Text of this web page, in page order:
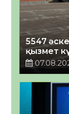
5547
қызмет